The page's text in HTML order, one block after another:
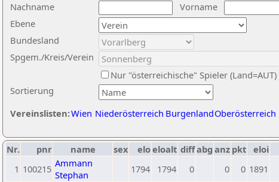
Nachname
Vorname
Ebene
Sortierung
Bundesland
Spgem./Kreis/Verein
Nur "österreichische" Spieler (Land=AUT)
Vereinslisten:Wien Niederösterreich BurgenlandOberösterreich
Nr. pnr name sex eloeloalt diffabg anz pkt eloi
1 100215 Ammann
Stephan
1794 1794 0 0 0 1891